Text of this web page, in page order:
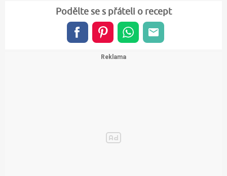
Podělte se s přáteli o recept